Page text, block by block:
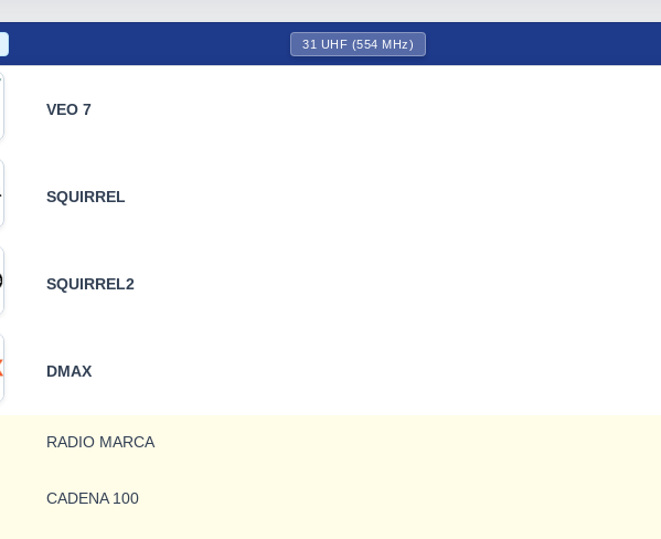
31 UHF (554 MHz)
VEO 7
SQUIRREL
SQUIRREL2
DMAX
RADIO MARCA
CADENA 100